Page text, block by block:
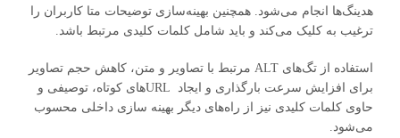
هدینگ‌ها انجام می‌شود. همچنین بهینه‌سازی توضیحات متا کاربران را
ترغیب به کلیک می‌کند و باید شامل کلمات کلیدی مرتبط باشد.
استفاده از تگ‌های ALT مرتبط با تصاویر و متن، کاهش حجم تصاویر
برای افزایش سرعت بارگذاری و ایجاد URLهای کوتاه، توصیفی و
حاوی کلمات کلیدی نیز از راه‌های دیگر بهینه سازی داخلی محسوب
می‌شود.